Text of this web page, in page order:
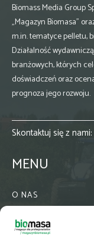
Biomass Media Group
„Magazyn Biomasa”
m.in. tematyce pelletu,
Działalność
branżowych, których
doświadczeń oraz
prognoza jego rozwoju.
Skontaktuj się z nami:
MENU
O NAS
WSPÓŁPRACA